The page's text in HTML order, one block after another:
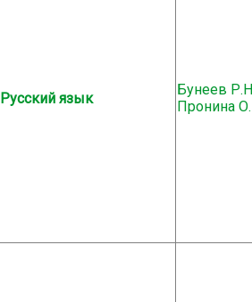
Русский язык
Бунеев
Пронина